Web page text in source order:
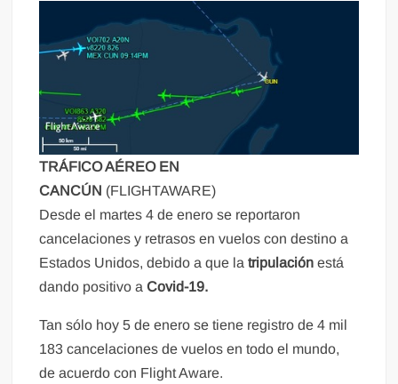
TRÁFICO AÉREO EN
CANCÚN (FLIGHTAWARE)
Desde el martes 4 de enero se reportaron
cancelaciones y retrasos en vuelos con destino a
Estados Unidos, debido a que latripulaciónestá
dando positivo aCovid-19.
Tan sólo hoy 5 de enero se tiene registro de 4 mil
183 cancelaciones de vuelos en todo el mundo,
de acuerdo con Flight Aware.